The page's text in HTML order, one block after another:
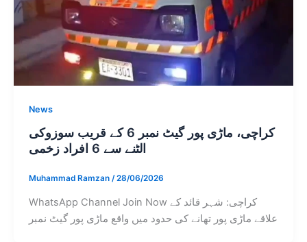
News
کراچی، ماڑی پور گیٹ نمبر 6 کے قریب سوزوکی
الٹنے سے 6 افراد زخمی
Muhammad Ramzan /28/06/2026
WhatsApp Channel Join Now کراچی: شہر قائد کے
علاقے ماڑی پور تھانے کی حدود میں واقع ماڑی پور گیٹ نمبر